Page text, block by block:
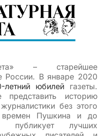
– старейшее
России. В январе 2020
летний юбилей газеты.
историю
без этого
времен Пушкина и до
лучших